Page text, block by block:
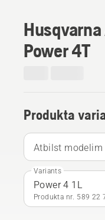
Power 4T
Produkta
Atbilst modelim
Variants
Power 4 1L
Produkta nr. 589 22